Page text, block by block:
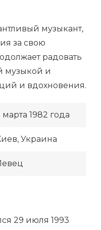
музыкант,
за свою
радовать
музыкой и
и вдохновения.
марта 1982 года
Украина
29 июля 1993